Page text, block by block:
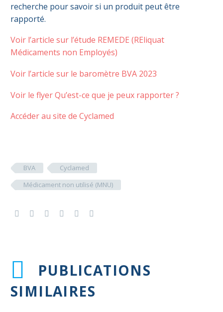
recherche pour savoir si un produit peut être
rapporté.
Voir l’article sur l’étude REMEDE (REliquat
Médicaments non Employés)
Voir l’article sur le baromètre BVA 2023
Voir le flyer Qu’est-ce que je peux rapporter ?
Accéder au site de Cyclamed
BVA
Cyclamed
Médicament non utilisé (MNU)
PUBLICATIONS
SIMILAIRES